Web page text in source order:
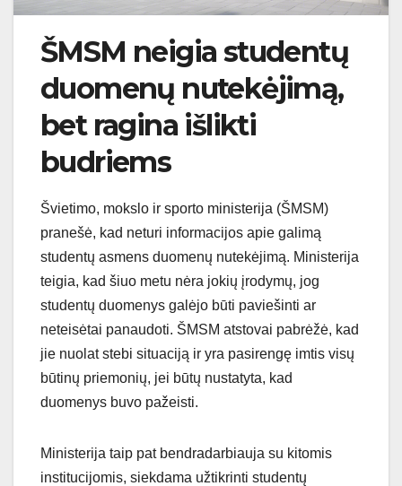
ŠMSM neigia studentų
duomenų nutekėjimą,
bet ragina išlikti
budriems
Švietimo, mokslo ir sporto ministerija (ŠMSM)
pranešė, kad neturi informacijos apie galimą
studentų asmens duomenų nutekėjimą. Ministerija
teigia, kad šiuo metu nėra jokių įrodymų, jog
studentų duomenys galėjo būti paviešinti ar
neteisėtai panaudoti. ŠMSM atstovai pabrėžė, kad
jie nuolat stebi situaciją ir yra pasirengę imtis visų
būtinų priemonių, jei būtų nustatyta, kad
duomenys buvo pažeisti.
Ministerija taip pat bendradarbiauja su kitomis
institucijomis, siekdama užtikrinti studentų